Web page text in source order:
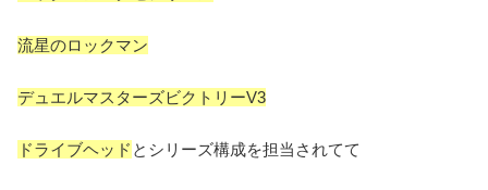
流星のロックマン
デュエルマスターズビクトリーV3
ドライブヘッド とシリーズ構成を担当されてて